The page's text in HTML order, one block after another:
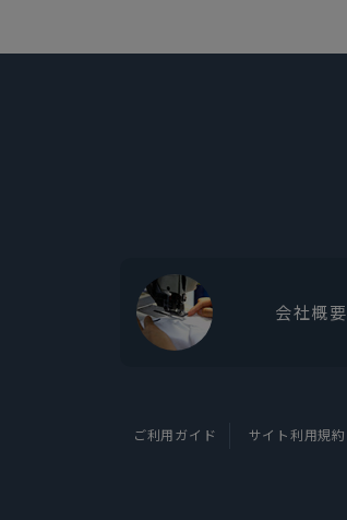
会社概要
ご利用ガイド サイト利用規約